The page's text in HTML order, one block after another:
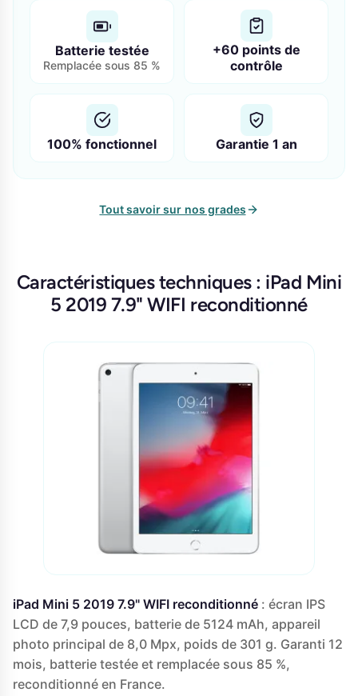
Batterie testée
Remplacée sous 85 %
+60 points de
contrôle
100% fonctionnel Garantie 1 an
Tout savoir sur nos grades
Caractéristiques techniques : iPad Mini
5 2019 7.9" WIFI reconditionné
iPad Mini 5 2019 7.9" WIFI reconditionné : écran IPS
LCD de 7,9 pouces, batterie de 5124 mAh, appareil
photo principal de 8,0 Mpx, poids de 301 g. Garanti 12
mois, batterie testée et remplacée sous 85 %,
reconditionné en France.